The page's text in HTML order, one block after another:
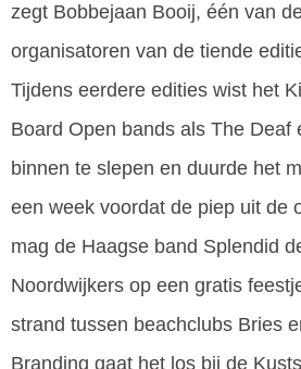
zegt Bobbejaan Booij, één van
organisatoren van de tiende
Tijdens eerdere edities wist het
Board Open bands als The Deaf
binnen te slepen en duurde het
een week voordat de piep uit de
mag de Haagse band Splendid
Noordwijkers op een gratis
strand tussen beachclubs Bries
Branding gaat het los bij de